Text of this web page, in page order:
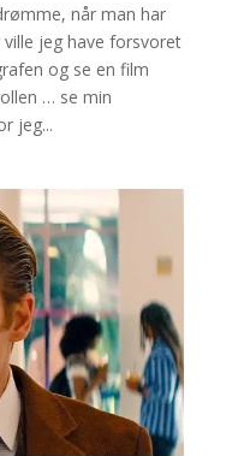
når man har
jeg have forsvoret
og se en film
… se min
jeg...